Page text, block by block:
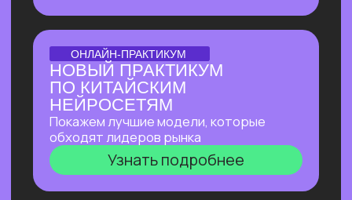
доступом
БОЛЬШОЙ ПРАКТИКУМ
ИИ-ВСЕЛЕННАЯ 2026
Большой практикум, в котором
мы собрали лучшие на сегодня ИИ-
инструменты, методы их применения
и связки!
Узнать подробнее